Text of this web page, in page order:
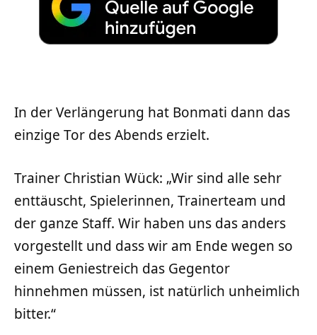
In der Verlängerung hat Bonmati dann das
einzige Tor des Abends erzielt.
Trainer Christian Wück: „Wir sind alle sehr
enttäuscht, Spielerinnen, Trainerteam und
der ganze Staff. Wir haben uns das anders
vorgestellt und dass wir am Ende wegen so
einem Geniestreich das Gegentor
hinnehmen müssen, ist natürlich unheimlich
bitter.“